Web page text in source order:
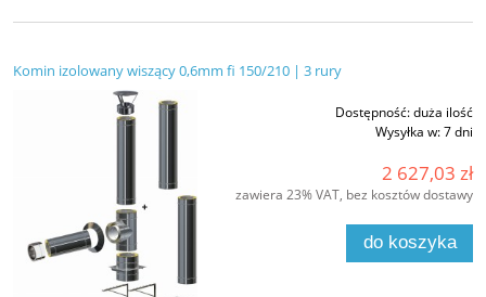
Komin izolowany wiszący 0,6mm fi 150/210 | 3 rury
Dostępność:duża ilość
Wysyłka w:7 dni
2 627,03 zł
zawiera 23% VAT, bez kosztów dostawy
do koszyka